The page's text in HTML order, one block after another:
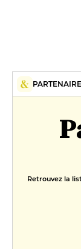
Retrouvez la